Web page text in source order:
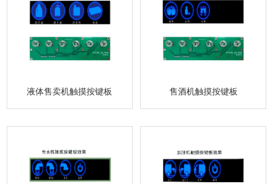
液体售卖机触摸按键板 售酒机触摸按键板